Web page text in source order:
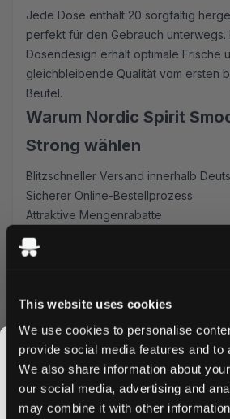
This website uses cookies
We use cookies to personalise
provide social media features and to
We also share information about
our social media, advertising and
may combine it with other
Jede Dose enthält 20 sorgfältig
perfekt für den Gebrauch unterwegs.
Dosendesign erhält optimale Frische
gleichbleibende Qualität vom ersten
Beutel.
Warum Nordic Spirit
Strong wählen
Blitzschneller Versand innerhalb
Sicherer Online-Bestellprozess
Attraktive Mengenrabatte
Premium schwedische Qualität
Gleichmäßige Nikotinabgabe
Preisen und unserem schnellen
Sie größere Mengen für exklusive
sicher, dass Ihnen Ihre Lieblings-
ausgehen. Erleben Sie die perfekte
und Geschmeidigkeit mit jedem
Jetzt bestellen